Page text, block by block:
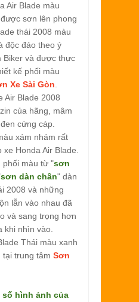
Air Blade màu
sơn lên phong
thái 2008 màu
độc đáo theo ý
Biker và được thực
kế phối màu
Xe Sài Gòn
Air Blade 2008
của hãng, mâm
cứng cáp.
xám nhám rất
Honda Air Blade.
màu từ "sơn
sơn dàn chân" dàn
2008 và những
lẫn vào nhau đã
và sang trọng hơn
khi nhìn vào.
Thái màu xanh
trung tâm Sơn
hình ảnh của